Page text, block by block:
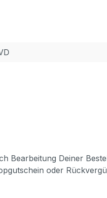
Bearbeitung Deiner
oder